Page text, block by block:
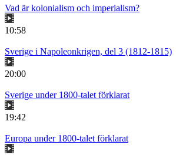
Vad är kolonialism och imperialism?
10:58
Sverige i Napoleonkrigen, del 3 (1812-1815)
20:00
Sverige under 1800-talet förklarat
19:42
Europa under 1800-talet förklarat